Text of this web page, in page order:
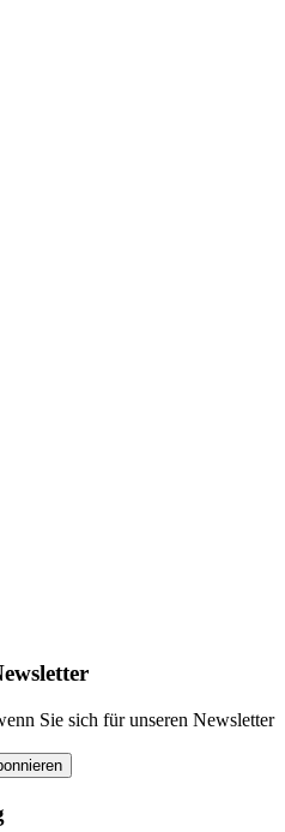
Sie sich für unseren Newsletter